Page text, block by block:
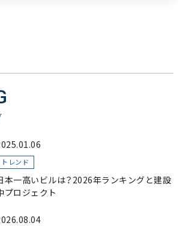
トレンド
本一高いビルは？2026年ランキングと建設
プロジェクト